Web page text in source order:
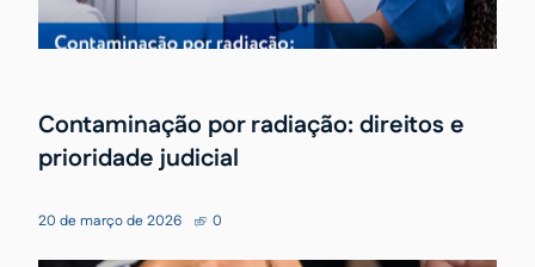
Contaminação por radiação: direitos e
prioridade judicial
20 de março de 2026 0